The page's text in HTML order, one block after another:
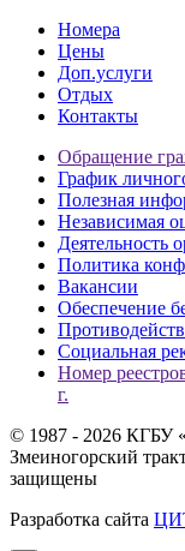
Номера
Цены
Доп.услуги
Отдых
Контакты
Обращение
График
Полезная
Независимая
Деятельность
Политика
Вакансии
Обеспечение
Социальная
Номер
г.
© 1987 - 2026 КГБУ
Змеиногорский
защищены
Разработка сайта